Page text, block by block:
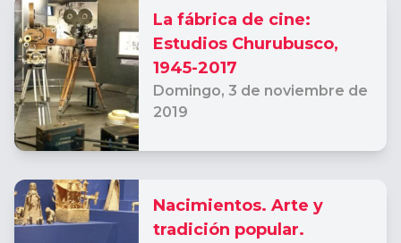
La fábrica de cine:
Estudios Churubusco,
1945-2017
Domingo, 3 de noviembre de
2019
Nacimientos. Arte y
tradición popular.